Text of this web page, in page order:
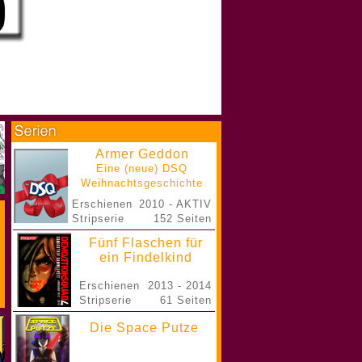
Armer Geddon
Eine (neue) DSQ
Weihnachtsgeschichte
Erschienen
Stripserie
2010 - AKTIV
152 Seiten
Fünf Flaschen für
ein Findelkind
Erschienen
Stripserie
2013 - 2014
61 Seiten
Die Space Putze